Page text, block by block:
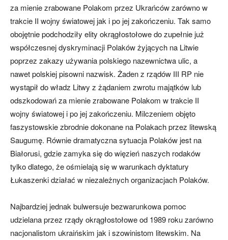
za mienie zrabowane Polakom przez Ukrańców zarówno w
trakcie II wojny światowej jak i po jej zakończeniu. Tak samo
obojętnie podchodziły elity okrągłostołowe do zupełnie już
współczesnej dyskryminacji Polaków żyjących na Litwie
poprzez zakazy używania polskiego nazewnictwa ulic, a
nawet polskiej pisowni nazwisk. Żaden z rządów III RP nie
wystąpił do władz Litwy z żądaniem zwrotu majątków lub
odszkodowań za mienie zrabowane Polakom w trakcie II
wojny światowej i po jej zakończeniu. Milczeniem objęto
faszystowskie zbrodnie dokonane na Polakach przez litewską
Saugumę. Równie dramatyczna sytuacja Polaków jest na
Białorusi, gdzie zamyka się do więzień naszych rodaków
tylko dlatego, że ośmielają się w warunkach dyktatury
Łukaszenki działać w niezależnych organizacjach Polaków.
Najbardziej jednak bulwersuje bezwarunkowa pomoc
udzielana przez rządy okrągłostołowe od 1989 roku zarówno
nacjonalistom ukraińskim jak i szowinistom litewskim. Na